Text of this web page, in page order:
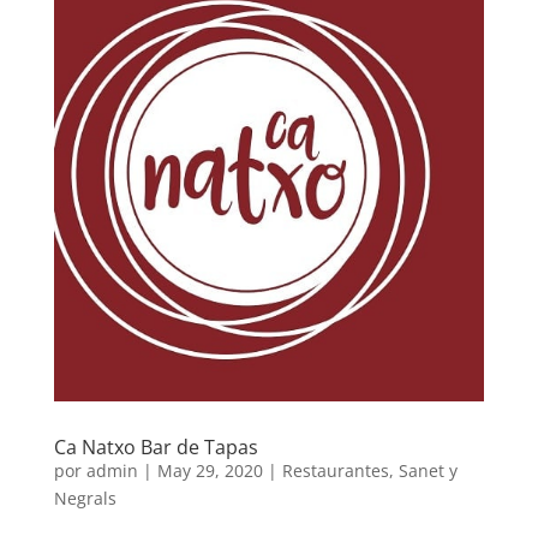
Ca Natxo Bar de Tapas
por admin | May 29, 2020| Restaurantes, Sanet y
Negrals